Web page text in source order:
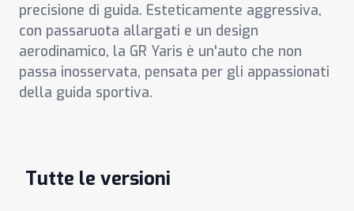
precisione di guida. Esteticamente aggressiva,
con passaruota allargati e un design
aerodinamico, la GR Yaris è un'auto che non
passa inosservata, pensata per gli appassionati
della guida sportiva.
Tutte le versioni